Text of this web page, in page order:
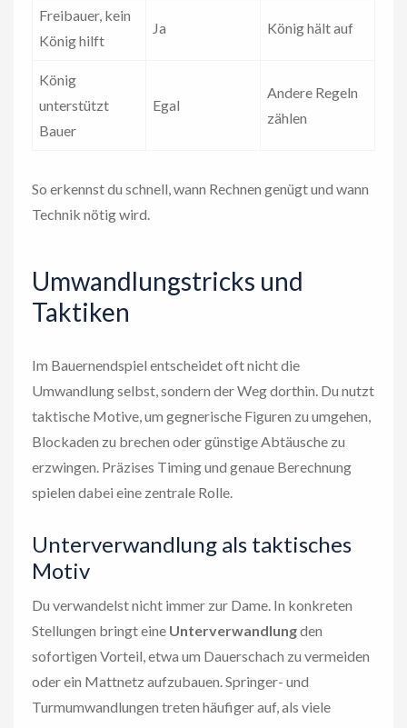
Freibauer, kein
König hilft
Ja König hält auf
König
unterstützt
Bauer
Egal
Andere Regeln
zählen
So erkennst du schnell, wann Rechnen genügt und wann
Technik nötig wird.
Umwandlungstricks und
Taktiken
Im Bauernendspiel entscheidet oft nicht die
Umwandlung selbst, sondern der Weg dorthin. Du nutzt
taktische Motive, um gegnerische Figuren zu umgehen,
Blockaden zu brechen oder günstige Abtäusche zu
erzwingen. Präzises Timing und genaue Berechnung
spielen dabei eine zentrale Rolle.
Unterverwandlung als taktisches
Motiv
Du verwandelst nicht immer zur Dame. In konkreten
Stellungen bringt eine Unterverwandlungden
sofortigen Vorteil, etwa um Dauerschach zu vermeiden
oder ein Mattnetz aufzubauen. Springer- und
Turmumwandlungen treten häufiger auf, als viele